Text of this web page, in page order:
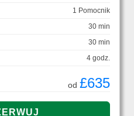
1 Pomocnik
30 min
30 min
4 godz.
od £635